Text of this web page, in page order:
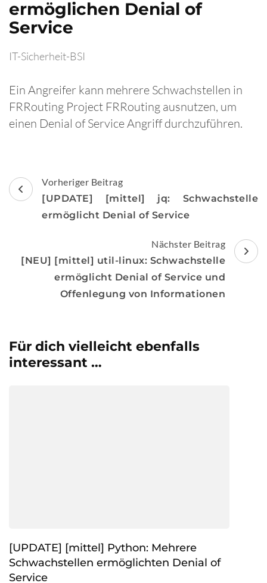
ermöglichen Denial of
Service
IT-Sicherheit-BSI
Ein Angreifer kann mehrere Schwachstellen in
FRRouting Project FRRouting ausnutzen, um
einen Denial of Service Angriff durchzuführen.
Beitragsnavigation
Vorheriger Beitrag
[UPDATE] [mittel] jq: Schwachstelle
ermöglicht Denial of Service
Nächster Beitrag
[NEU] [mittel] util-linux: Schwachstelle
ermöglicht Denial of Service und
Offenlegung von Informationen
Für dich vielleicht ebenfalls
interessant …
[UPDATE] [mittel] Python: Mehrere
Schwachstellen ermöglichten Denial of
Service